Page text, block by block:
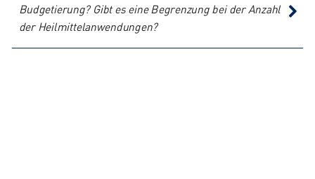
Budgetierung? Gibt es eine Begrenzung bei der Anzahl
der Heilmittelanwendungen?